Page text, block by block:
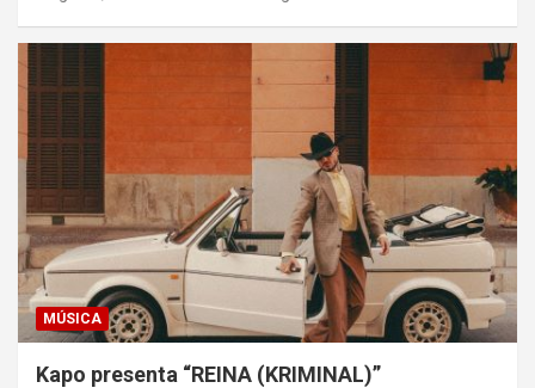
MÚSICA
Kapo presenta “REINA (KRIMINAL)”